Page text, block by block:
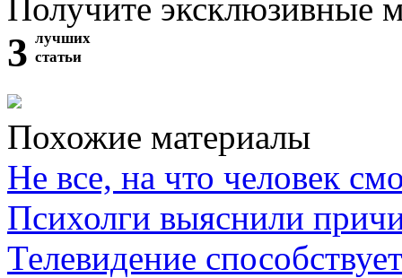
Получите эксклюзивные
3 лучших
статьи
Похожие материалы
Не все, на что человек
Психолги выяснили
Телевидение